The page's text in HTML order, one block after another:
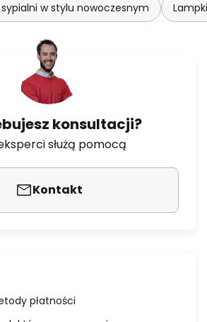
w stylu nowoczesnym
konsultacji?
służą pomocą
Kontakt
płatności